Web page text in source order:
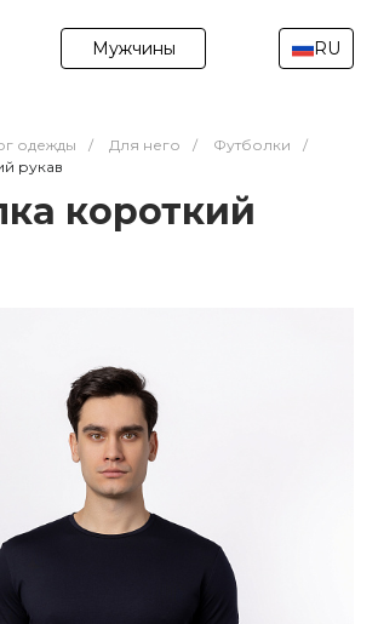
Мужчины RU
одежды / Для него / Футболки
/
рукав
короткий